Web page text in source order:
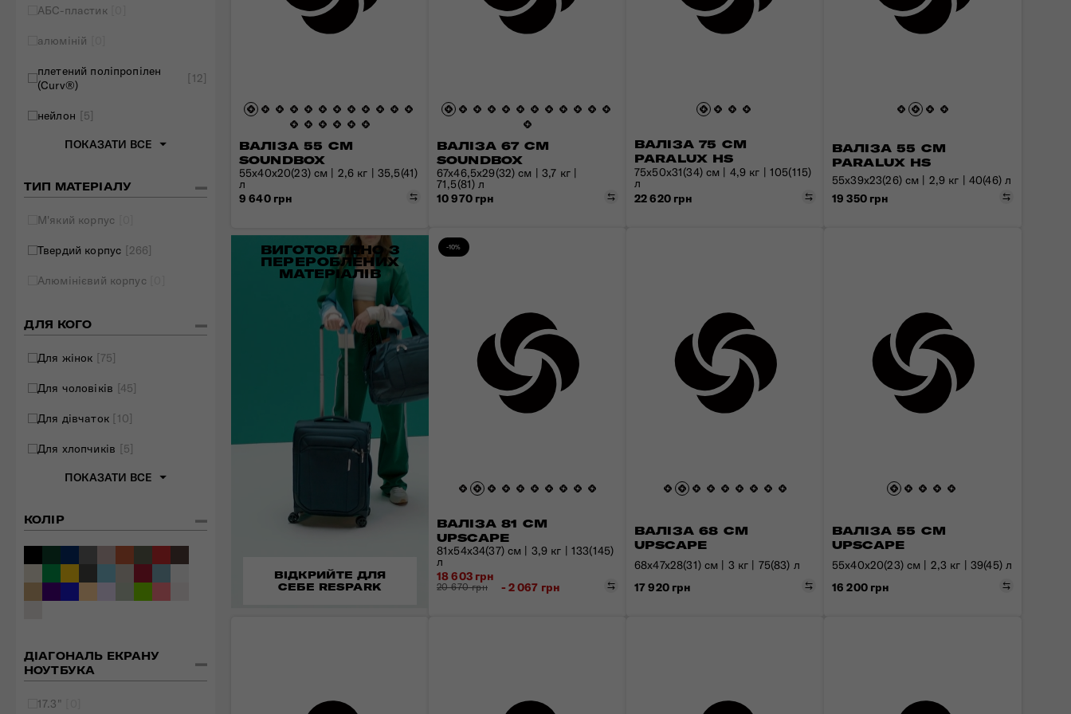
Складані сумки
Дивитись все
АБС-пластик
алюміній
плетений поліпропілен
(Curv®)
[12]
нейлон [5]
ПОКАЗАТИ ВСЕ
ТИП МАТЕРІАЛУ
М'який корпус
Твердий корпус [266]
Алюмінієвий корпус
ДЛЯ КОГО
Для жінок [75]
Для чоловіків [45]
Для дівчаток [10]
Для хлопчиків [5]
ПОКАЗАТИ ВСЕ
КОЛІР
ДІАГОНАЛЬ ЕКРАНУ
НОУТБУКА
17.3"
ВАЛІЗА 55 СМ
SOUNDBOX
Порівняти
55x40x20(23) см | 2,6 кг | 35,5(41)
л
9 640 грн
ВАЛІЗА 67 СМ
SOUNDBOX
Порівняти
67x46,5x29(32) см | 3,7 кг |
71,5(81) л
10 970 грн
ВАЛІЗА 75 СМ
PARALUX HS
Порівняти
75x50x31(34) см | 4,9 кг | 105(115)
л
22 620 грн
ВАЛІЗА 55 СМ
PARALUX HS
55x39x23(26) см | 2,9 кг | 40(46) л
19 350 грн
-10%
ВАЛІЗА 81 СМ
UPSCAPE
Порівняти
81x54x34(37) см | 3,9 кг | 133(145)
л
18 603 грн
20 670 грн - 2 067 грн
ВАЛІЗА 68 СМ
UPSCAPE
Порівняти
68x47x28(31) см | 3 кг | 75(83) л
17 920 грн
ВАЛІЗА 55 СМ
UPSCAPE
55x40x20(23) см | 2,3 кг | 39(45) л
16 200 грн
ВИГОТОВЛЕНО З
ПЕРЕРОБЛЕНИХ
МАТЕРІАЛІВ
ВІДКРИЙТЕ ДЛЯ
СЕБЕ RESPARK